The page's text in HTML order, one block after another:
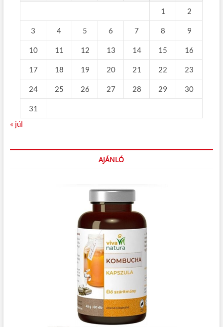
1 2
3 4 5 6 7 8 9
10 11 12 13 14 15 16
17 18 19 20 21 22 23
24 25 26 27 28 29 30
31
« júl
AJÁNLÓ